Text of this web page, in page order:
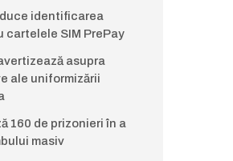
identificarea
cartelele SIM PrePay
asupra
ale uniformizării
160 de prizonieri în a
masiv